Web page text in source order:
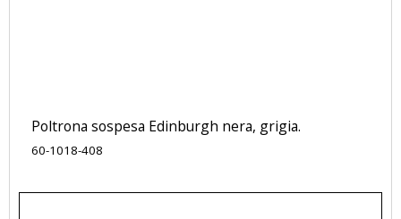
Poltrona sospesa Edinburgh nera, grigia.
60-1018-408